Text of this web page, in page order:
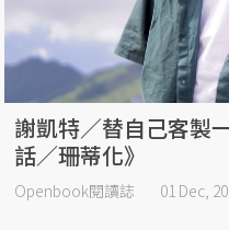
謝凱特／替自己客製
話／珊蒂化》
Openbook閱讀誌 01 Dec,